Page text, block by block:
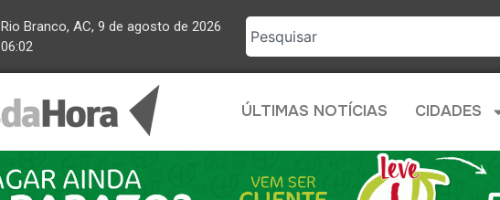
Rio Branco, AC, 9 de agosto de 2026
06:02
ÚLTIMAS NOTÍCIAS CIDADES